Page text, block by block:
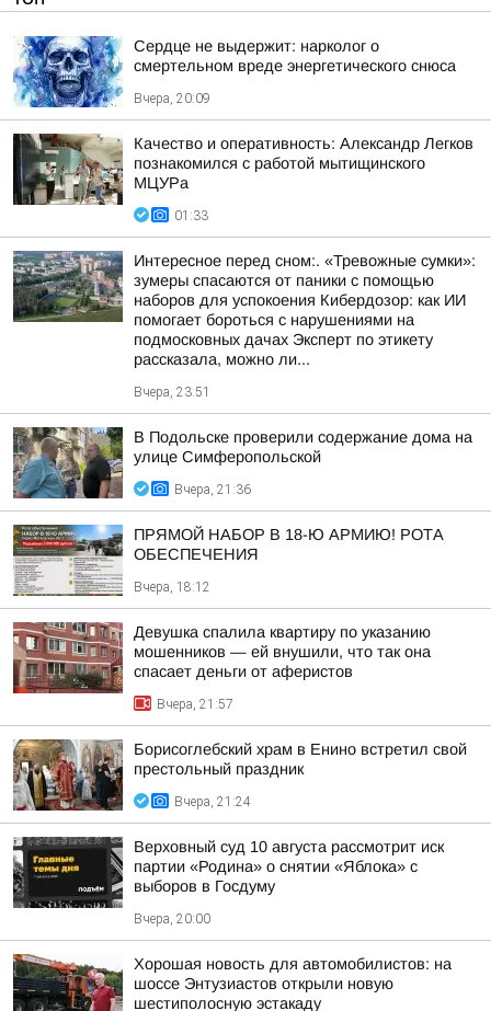
Сердце не выдержит: нарколог о
смертельном вреде энергетического снюса
Вчера, 20:09
Качество и оперативность: Александр Легков
познакомился с работой мытищинского
МЦУРа
01:33
Интересное перед сном:. «Тревожные сумки»:
зумеры спасаются от паники с помощью
наборов для успокоения Кибердозор: как ИИ
помогает бороться с нарушениями на
подмосковных дачах Эксперт по этикету
рассказала, можно ли...
Вчера, 23:51
В Подольске проверили содержание дома на
улице Симферопольской
Вчера, 21:36
ПРЯМОЙ НАБОР В 18-Ю АРМИЮ! РОТА
ОБЕСПЕЧЕНИЯ
Вчера, 18:12
Девушка спалила квартиру по указанию
мошенников — ей внушили, что так она
спасает деньги от аферистов
Вчера, 21:57
Борисоглебский храм в Енино встретил свой
престольный праздник
Вчера, 21:24
Верховный суд 10 августа рассмотрит иск
партии «Родина» о снятии «Яблока» с
выборов в Госдуму
Вчера, 20:00
Хорошая новость для автомобилистов: на
шоссе Энтузиастов открыли новую
шестиполосную эстакаду